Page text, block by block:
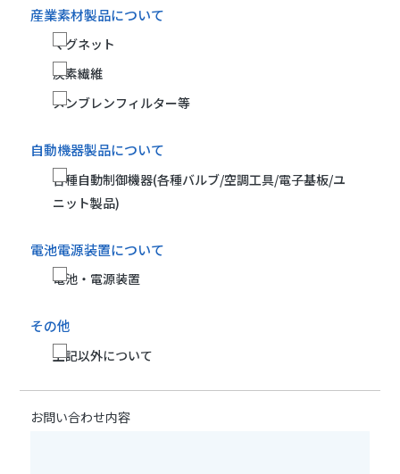
産業素材製品について
マグネット
炭素繊維
メンブレンフィルター等
自動機器製品について
各種自動制御機器(各種バルブ/空調工具/電子基板/ユ
ニット製品)
電池電源装置について
電池・電源装置
その他
上記以外について
お問い合わせ内容